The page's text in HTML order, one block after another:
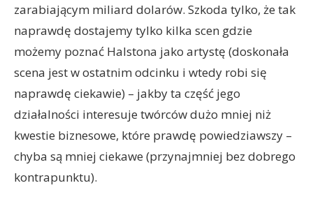
zarabiającym miliard dolarów. Szkoda tylko, że tak
naprawdę dostajemy tylko kilka scen gdzie
możemy poznać Halstona jako artystę (doskonała
scena jest w ostatnim odcinku i wtedy robi się
naprawdę ciekawie) – jakby ta część jego
działalności interesuje twórców dużo mniej niż
kwestie biznesowe, które prawdę powiedziawszy –
chyba są mniej ciekawe (przynajmniej bez dobrego
kontrapunktu).